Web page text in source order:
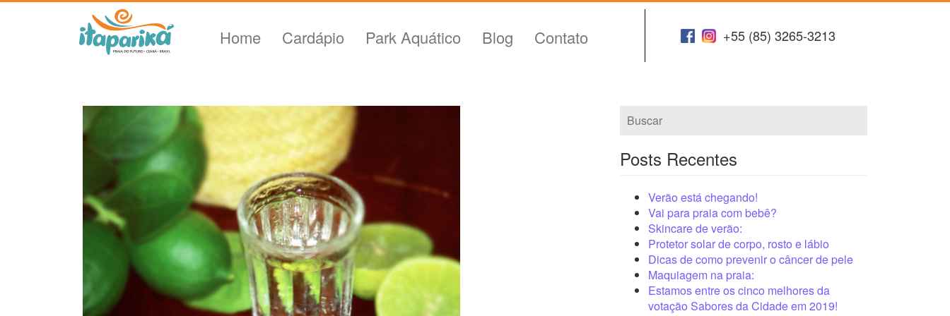
Home Cardápio Park Aquático Blog Contato +55 (85) 3265-3213
Posts Recentes
Verão está chegando!
Vai para praia com bebê?
Skincare de verão:
Protetor solar de corpo, rosto e lábio
Dicas de como prevenir o câncer de pele
Maquiagem na praia:
Estamos entre os cinco melhores da
votação Sabores da Cidade em 2019!